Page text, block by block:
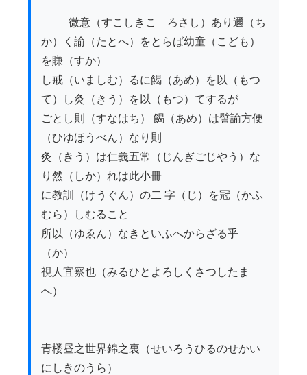
か）く諭（たとへ）をとらば幼童（こども）
を賺（すか）
し戒（いましむ）るに餲（あめ）を以（もつ
て）し灸（きう）を以（もつ）てするが
ごとし則（すなはち） 餲（あめ）は譬諭方便
（ひゆほうべん）なり則
灸（きう）は仁義五常（じんぎごじやう）な
り然（しか）れは此小冊
に教訓（けうぐん）の二 字（じ）を冠（かふ
むら）しむること
所以（ゆゑん）なきといふへからざる乎
（か）
視人宜察也（みるひとよろしくさつしたま
へ）
青楼昼之世界錦之裏（せいろうひるのせかい
にしきのうら）